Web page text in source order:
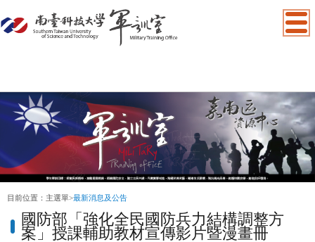
目前位置： 主選單>最新消息及公告
國防部「強化全民國防兵力結構調整方
案」授課輔助教材宣傳影片暨漫畫冊